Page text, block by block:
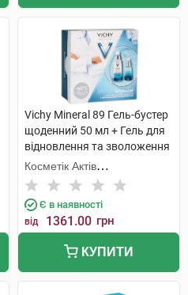
Vichy Mineral 89 Гель-бустер
щоденний 50 мл + Гель для
відновлення та зволоження
шкіри навколо очей 15 мл 1
набір
Косметік Актів
Інтернаціональ
Є в наявності
від 1361.00 грн
КУПИТИ